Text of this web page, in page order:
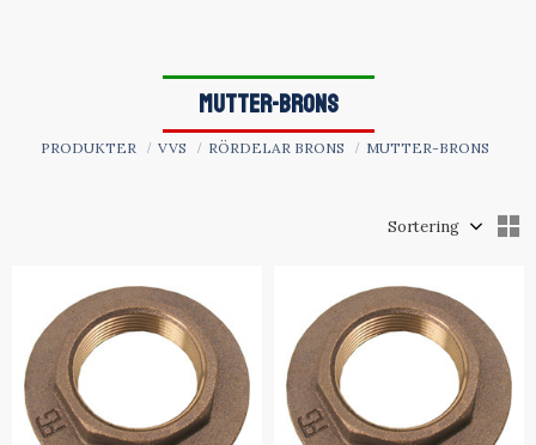
MUTTER-BRONS
PRODUKTER VVS RÖRDELAR BRONS MUTTER-BRONS